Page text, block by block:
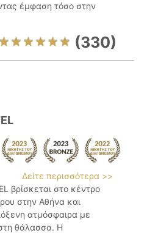
έμφαση τόσο στην
(330)
Δείτε περισσότερα >>
βρίσκεται στο κέντρο
στην Αθήνα και
ατμόσφαιρα με
θάλασσα. Η